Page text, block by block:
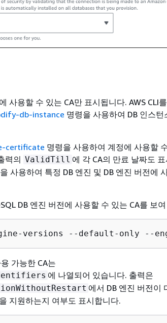
사용할 수 있는 CA만 표시됩니다. AWS CLI
db-instance 명령을 사용하여 DB 인스턴
certificate 명령을 사용하여 계정에 사용할
력의 ValidTill 에 각 CA의 만료 날짜도
사용하여 특정 DB 엔진 및 DB 엔진 버전에
DB 엔진 버전에 사용할 수 있는 CA를 보
versions --default-only --
가능한 CA는
에 나열되어 있습니다. 출력은
에서 DB 엔진 버전이
지원하는지 여부도 표시합니다.